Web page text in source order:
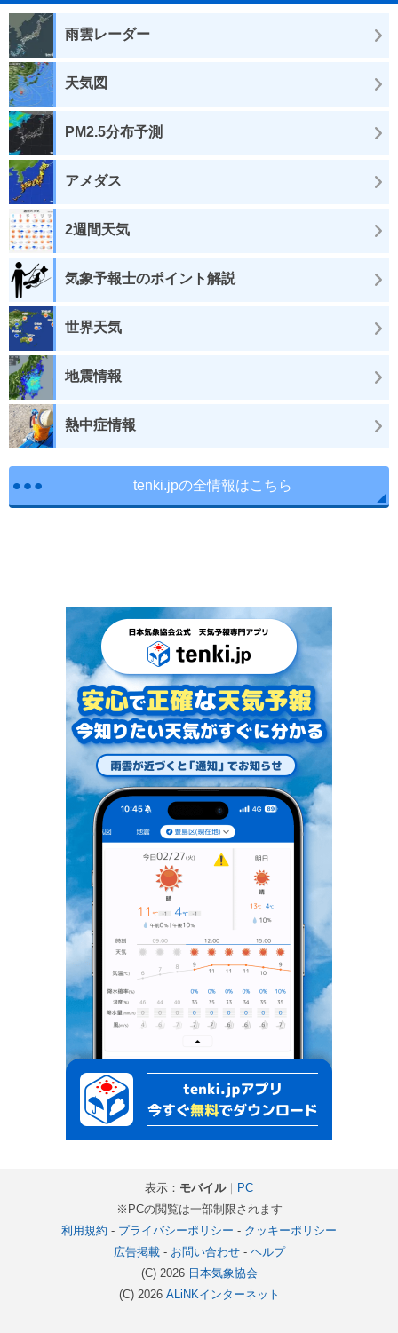
雨雲レーダー
天気図
PM2.5分布予測
アメダス
2週間天気
気象予報士のポイント解説
世界天気
地震情報
熱中症情報
tenki.jpの全情報はこちら
表示： モバイル｜ PC
※PCの閲覧は一部制限されます
利用規約 - プライバシーポリシー - クッキーポリシー
広告掲載- お問い合わせ- ヘルプ
(C) 2026 日本気象協会
(C) 2026 ALiNKインターネット